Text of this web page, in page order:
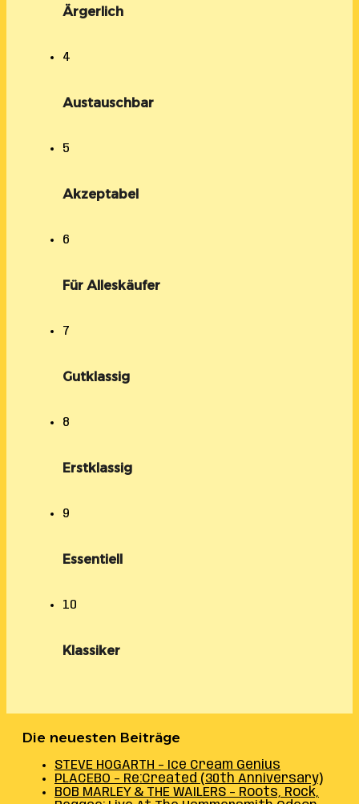
Ärgerlich
4
Austauschbar
5
Akzeptabel
6
Für Alleskäufer
7
Gutklassig
8
Erstklassig
9
Essentiell
10
Klassiker
Die neuesten Beiträge
STEVE HOGARTH – Ice Cream Genius
PLACEBO – Re:Created (30th Anniversary)
BOB MARLEY & THE WAILERS – Roots, Rock,